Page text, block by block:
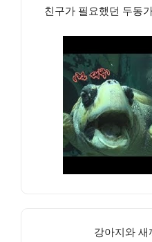
친구가 필요했던 두동
강아지와 새